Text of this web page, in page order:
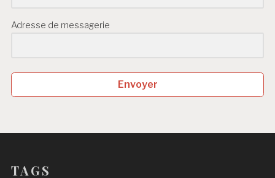
Adresse de messagerie
Envoyer
TAGS